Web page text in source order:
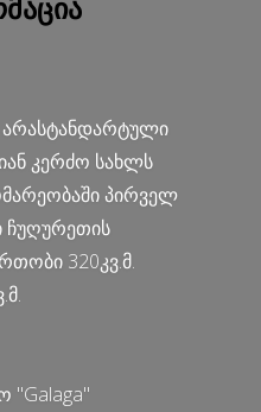
არასტანდარტული
კერძო სახლს
პირველ
320კვ.მ.
"Galaga"